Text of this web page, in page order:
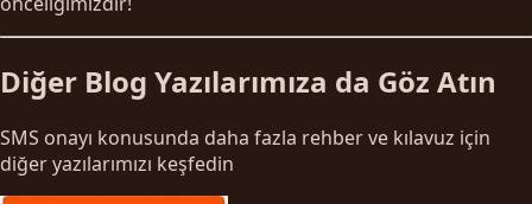
Diğer Blog Yazılarımıza da Göz Atın
SMS onayı konusunda daha fazla rehber ve kılavuz için
diğer yazılarımızı keşfedin